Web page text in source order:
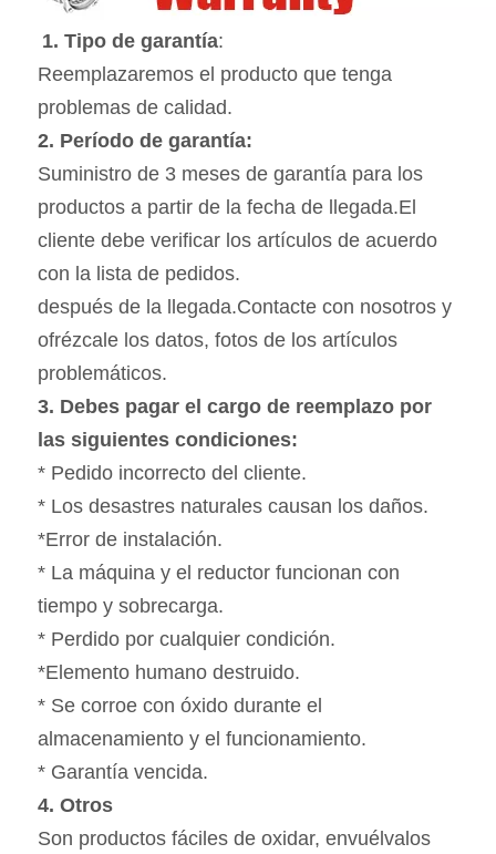
1. Tipo de garantía:
Reemplazaremos el producto que tenga
problemas de calidad.
2. Período de garantía:
Suministro de 3 meses de garantía para los
productos a partir de la fecha de llegada.El
cliente debe verificar los artículos de acuerdo
con la lista de pedidos.
después de la llegada.Contacte con nosotros y
ofrézcale los datos, fotos de los artículos
problemáticos.
3. Debes pagar el cargo de reemplazo por
las siguientes condiciones:
* Pedido incorrecto del cliente.
* Los desastres naturales causan los daños.
*Error de instalación.
* La máquina y el reductor funcionan con
tiempo y sobrecarga.
* Perdido por cualquier condición.
*Elemento humano destruido.
* Se corroe con óxido durante el
almacenamiento y el funcionamiento.
* Garantía vencida.
4. Otros
Son productos fáciles de oxidar, envuélvalos